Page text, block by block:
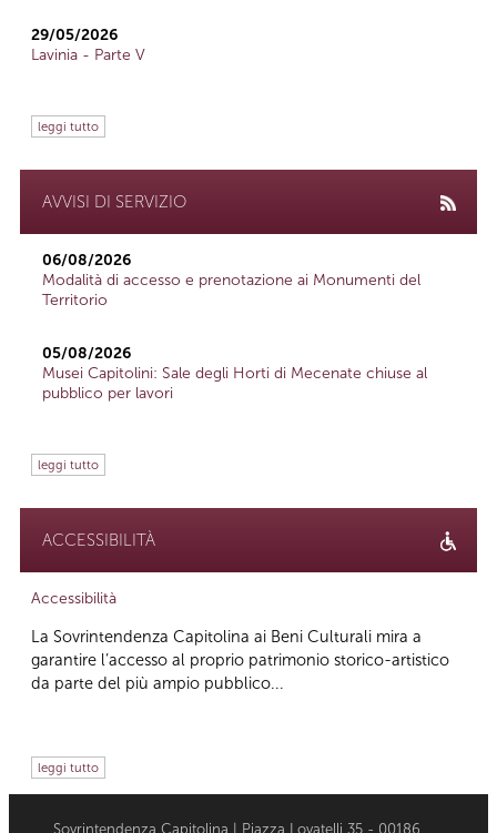
29/05/2026
Lavinia - Parte V
leggi tutto
AVVISI DI SERVIZIO
06/08/2026
Modalità di accesso e prenotazione ai Monumenti del
Territorio
05/08/2026
Musei Capitolini: Sale degli Horti di Mecenate chiuse al
pubblico per lavori
leggi tutto
ACCESSIBILITÀ
Accessibilità
La Sovrintendenza Capitolina ai Beni Culturali mira a
garantire l’accesso al proprio patrimonio storico-artistico
da parte del più ampio pubblico...
leggi tutto
Sovrintendenza Capitolina | Piazza Lovatelli 35 - 00186